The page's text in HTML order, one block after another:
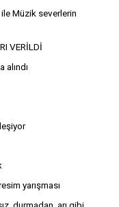
ile Müzik severlerin
VERİLDİ
yarışması